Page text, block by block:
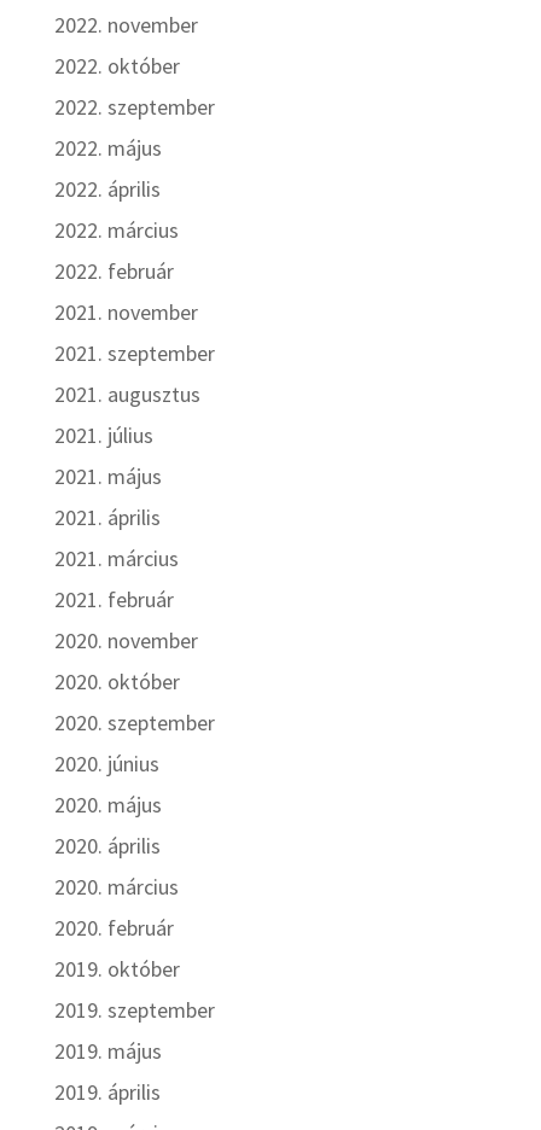
2022. november
2022. október
2022. szeptember
2022. május
2022. április
2022. március
2022. február
2021. november
2021. szeptember
2021. augusztus
2021. július
2021. május
2021. április
2021. március
2021. február
2020. november
2020. október
2020. szeptember
2020. június
2020. május
2020. április
2020. március
2020. február
2019. október
2019. szeptember
2019. május
2019. április